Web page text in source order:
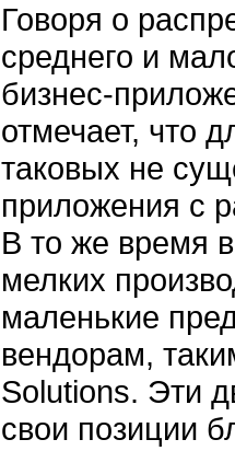
Говоря о
среднего и
бизнес-
отмечает, что
таковых не
приложения с
В то же время
мелких
маленькие
вендорам,
Solutions. Эти
свои позиции